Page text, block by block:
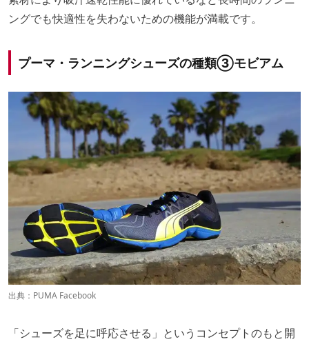
ングでも快適性を失わないための機能が満載です。
プーマ・ランニングシューズの種類③モビアム
出典： PUMA Facebook
「シューズを足に呼応させる」というコンセプトのもと開